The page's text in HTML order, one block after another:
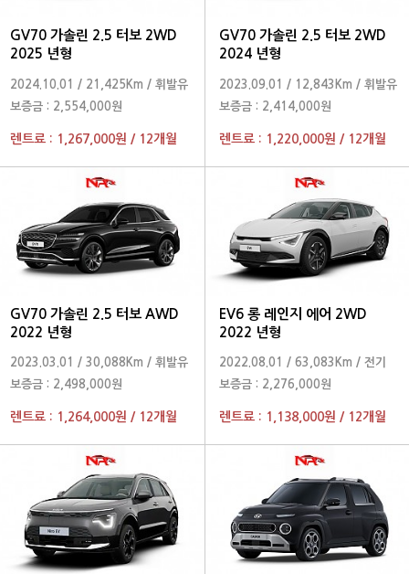
GV70 가솔린 2.5 터보 2WD
2025 년형
2024.10.01 / 21,425Km / 휘발유
보증금 : 2,554,000원
렌트료 : 1,267,000원 / 12개월
GV70 가솔린 2.5 터보 2WD
2024 년형
2023.09.01 / 12,843Km / 휘발유
보증금 : 2,414,000원
렌트료 : 1,220,000원 / 12개월
GV70 가솔린 2.5 터보 AWD
2022 년형
2023.03.01 / 30,088Km / 휘발유
보증금 : 2,498,000원
렌트료 : 1,264,000원 / 12개월
EV6 롱 레인지 에어 2WD
2022 년형
2022.08.01 / 63,083Km / 전기
보증금 : 2,276,000원
렌트료 : 1,138,000원 / 12개월